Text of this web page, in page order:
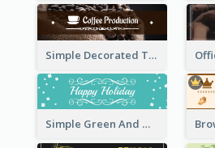
Simple Decorated Twitter Header About Coffee
Simple Green And White Twitter Header With Theme Of Holiday